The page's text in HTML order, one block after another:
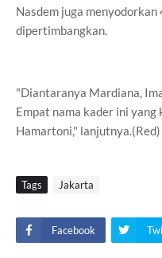
Nasdem juga
dipertimbangkan.
"Diantaranya Mardiana,
Empat nama kader ini
Hamartoni," lanjutnya.(Red)
Tags Jakarta
Facebook